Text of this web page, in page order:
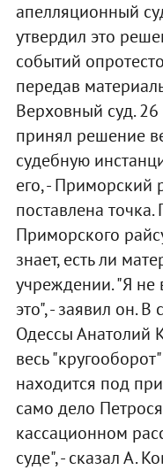
апелляционный
утвердил это
событий
передав
Верховный суд.
принял решение
судебную
его, - Приморский
поставлена
Приморского
знает, есть ли
учреждении. "Я не
это", - заявил он.
Одессы Анатолий
весь
находится под
само дело
кассационном
суде", - сказал А.